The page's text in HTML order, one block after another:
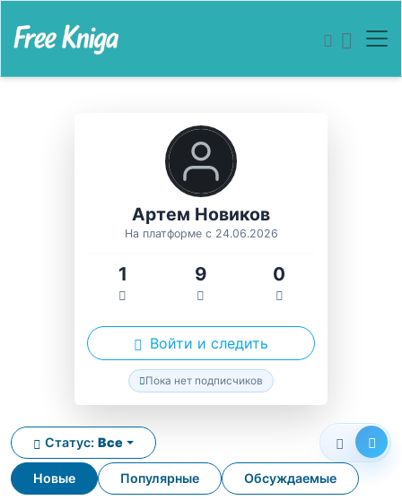
Артем Новиков
На платформе с 24.06.2026
1 9 0
Войти и следить
Пока нет подписчиков
Новые Популярные Обсуждаемые
Статус: Все